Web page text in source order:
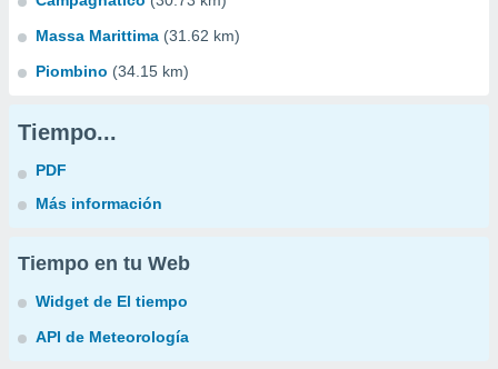
Massa Marittima (31.62 km)
Piombino (34.15 km)
Tiempo...
PDF
Más información
Tiempo en tu Web
Widget de El tiempo
API de Meteorología